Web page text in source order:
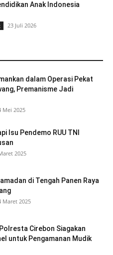
Anak Indonesia
23 Juli 2026
dalam Operasi Pekat
Premanisme Jadi
Mei 2025
Isu Pendemo RUU TNI
2025
di Tengah Panen Raya
Maret 2025
Cirebon Siagakan
untuk Pengamanan Mudik